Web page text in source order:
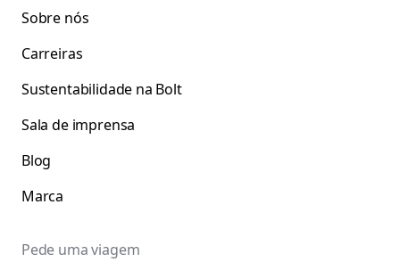
Sobre nós
Carreiras
Sustentabilidade na Bolt
Sala de imprensa
Blog
Marca
Pede uma viagem